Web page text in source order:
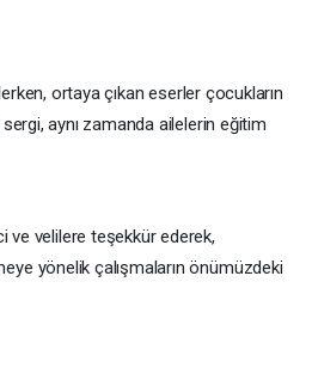
ortaya çıkan eserler çocukların
aynı zamanda ailelerin eğitim
ve velilere teşekkür ederek,
yönelik çalışmaların önümüzdeki